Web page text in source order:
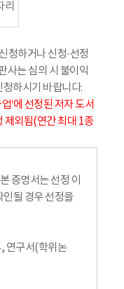
리
청하거나 신청·선정
사는 심의 시 불이익
청하시기 바랍니다.
’에 선정된 저자 도서
제외됨(연간 최대 1종
증명서는 선정 이
인될 경우 선정을
연구서(학위논